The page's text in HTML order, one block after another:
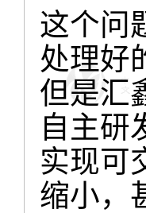
这个问
处理好
但是汇
自主研
实现可
缩小，